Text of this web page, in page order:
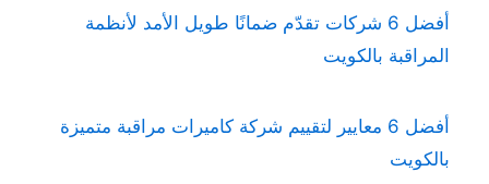
أفضل 6 شركات تقدّم ضمانًا طويل الأمد لأنظمة
المراقبة بالكويت
أفضل 6 معايير لتقييم شركة كاميرات مراقبة متميزة
بالكويت